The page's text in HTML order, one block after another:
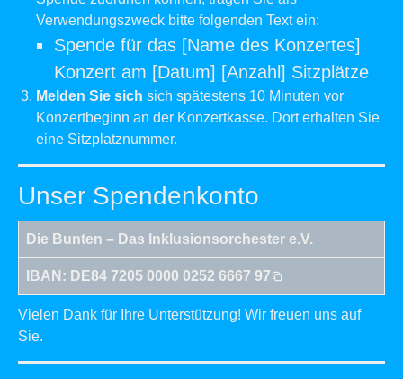
Verwendungszweck bitte folgenden Text ein:
Spende für das [Name des Konzertes]
Konzert am [Datum] [Anzahl] Sitzplätze
Melden Sie sich sich spätestens 10 Minuten vor
Konzertbeginn an der Konzertkasse. Dort erhalten Sie
eine Sitzplatznummer.
Unser Spendenkonto
Die Bunten – Das Inklusionsorchester e.V.
IBAN: DE84 7205 0000 0252 6667 97
Vielen Dank für Ihre Unterstützung! Wir freuen uns auf
Sie.